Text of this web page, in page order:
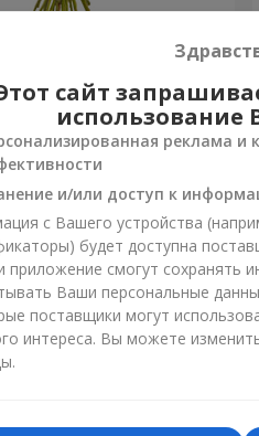
"25 красных роз"
Заказать
сайт
реклама и
и/или доступ к
с Вашего устройства
будет доступна
приложение смогут сохранять
Ваши персональные
поставщики могут
интереса. Вы можете